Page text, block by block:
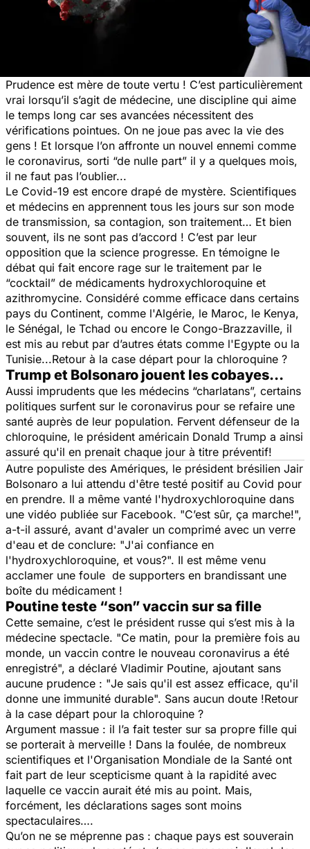
Prudence est mère de toute vertu ! C’est particulièrement
vrai lorsqu’il s’agit de médecine, une discipline qui aime
le temps long car ses avancées nécessitent des
vérifications pointues. On ne joue pas avec la vie des
gens ! Et lorsque l’on affronte un nouvel ennemi comme
le coronavirus, sorti “de nulle part” il y a quelques mois,
il ne faut pas l’oublier...
Le Covid-19 est encore drapé de mystère. Scientifiques
et médecins en apprennent tous les jours sur son mode
de transmission, sa contagion, son traitement… Et bien
souvent, ils ne sont pas d’accord ! C’est par leur
opposition que la science progresse. En témoigne le
débat qui fait encore rage sur le traitement par le
“cocktail” de médicaments hydroxychloroquine et
azithromycine. Considéré comme efficace dans certains
pays du Continent, comme l'Algérie, le Maroc, le Kenya,
le Sénégal, le Tchad ou encore le Congo-Brazzaville, il
est mis au rebut par d’autres états comme l'Egypte ou la
Tunisie...​Retour à la case départ pour la chloroquine ?
Trump et Bolsonaro jouent les cobayes…
Aussi imprudents que les médecins “charlatans”, certains
politiques surfent sur le coronavirus pour se refaire une
santé auprès de leur population. Fervent défenseur de la
chloroquine, le président américain Donald Trump a ainsi
assuré qu'il en prenait chaque jour à titre préventif!
Autre populiste des Amériques, le président brésilien Jair
Bolsonaro a lui attendu d'être testé positif au Covid pour
en prendre. Il a même vanté l'hydroxychloroquine dans
une vidéo publiée sur Facebook. "C’est sûr, ça marche!",
a-t-il assuré, avant d'avaler un comprimé avec un verre
d'eau et de conclure: "J'ai confiance en
l'hydroxychloroquine, et vous?". Il est même venu
acclamer une foule de supporters en brandissant une
boîte du médicament !
Poutine teste “son” vaccin sur sa fille
Cette semaine, c’est le président russe qui s’est mis à la
médecine spectacle. "Ce matin, pour la première fois au
monde, un vaccin contre le nouveau coronavirus a été
enregistré", a déclaré Vladimir Poutine, ajoutant sans
aucune prudence : "Je sais qu'il est assez efficace, qu'il
donne une immunité durable". Sans aucun doute !​Retour
à la case départ pour la chloroquine ?
Argument massue : il l’a fait tester sur sa propre fille qui
se porterait à merveille ! Dans la foulée, de nombreux
scientifiques et l'Organisation Mondiale de la Santé ont
fait part de leur scepticisme quant à la rapidité avec
laquelle ce vaccin aurait été mis au point. Mais,
forcément, les déclarations sages sont moins
spectaculaires….
Qu’on ne se méprenne pas : chaque pays est souverain